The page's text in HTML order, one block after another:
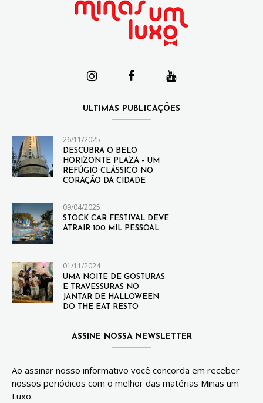
ULTIMAS PUBLICAÇÕES
26/11/2025
DESCUBRA O BELO
HORIZONTE PLAZA – UM
REFÚGIO CLÁSSICO NO
CORAÇÃO DA CIDADE
09/04/2025
STOCK CAR FESTIVAL DEVE
ATRAIR 100 MIL PESSOAL
01/11/2024
UMA NOITE DE GOSTURAS
E TRAVESSURAS NO
JANTAR DE HALLOWEEN
DO THE EAT RESTO
ASSINE NOSSA NEWSLETTER
Ao assinar nosso informativo você concorda em receber
nossos periódicos com o melhor das matérias Minas um
Luxo.